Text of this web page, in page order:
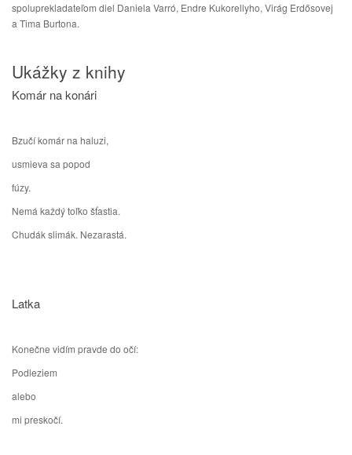
spoluprekladateľom diel Daniela Varró, Endre Kukorellyho, Virág Erdősovej
a Tima Burtona.
Ukážky z knihy
Komár na konári
Bzučí komár na haluzi,
usmieva sa popod
fúzy.
Nemá každý toľko šťastia.
Chudák slimák. Nezarastá.
Latka
Konečne vidím pravde do očí:
Podleziem
alebo
mi preskočí.